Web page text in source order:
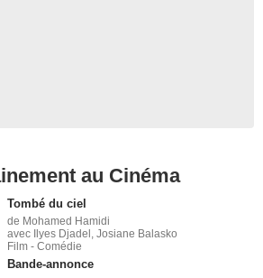
au Cinéma
Tombé du ciel
de Mohamed Hamidi
avec Ilyes Djadel, Josiane Balasko
Film - Comédie
Bande-annonce